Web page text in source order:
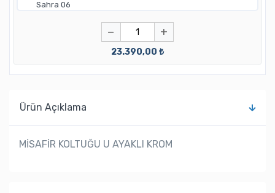
− +
23.390,00 ₺
Ürün Açıklama
MİSAFİR KOLTUĞU U AYAKLI KROM